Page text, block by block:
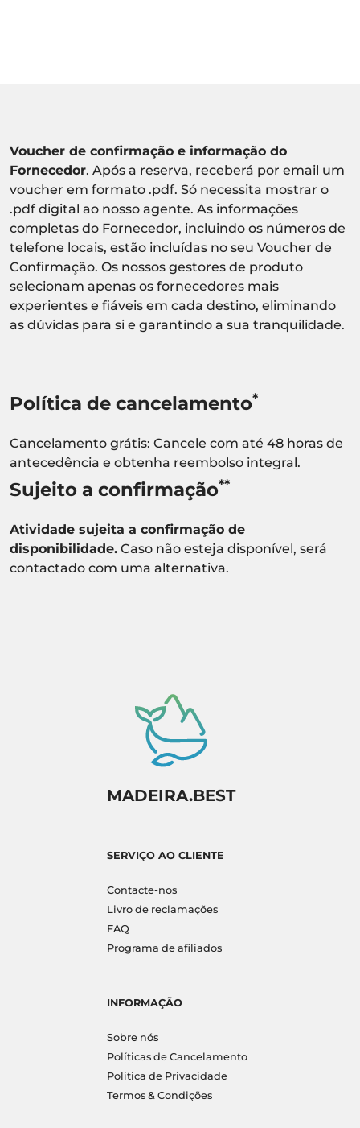
Voucher de confirmação e informação do
Fornecedor. Após a reserva, receberá por email um
voucher em formato .pdf. Só necessita mostrar o
.pdf digital ao nosso agente. As informações
completas do Fornecedor, incluindo os números de
telefone locais, estão incluídas no seu Voucher de
Confirmação. Os nossos gestores de produto
selecionam apenas os fornecedores mais
experientes e fiáveis em cada destino, eliminando
as dúvidas para si e garantindo a sua tranquilidade.
Política de cancelamento*
Cancelamento grátis: Cancele com até 48 horas de
antecedência e obtenha reembolso integral.
Sujeito a confirmação**
Atividade sujeita a confirmação de
disponibilidade. Caso não esteja disponível, será
contactado com uma alternativa.
MADEIRA.BEST
SERVIÇO AO CLIENTE
Contacte-nos
Livro de reclamações
FAQ
Programa de afiliados
INFORMAÇÃO
Sobre nós
Políticas de Cancelamento
Politica de Privacidade
Termos & Condições